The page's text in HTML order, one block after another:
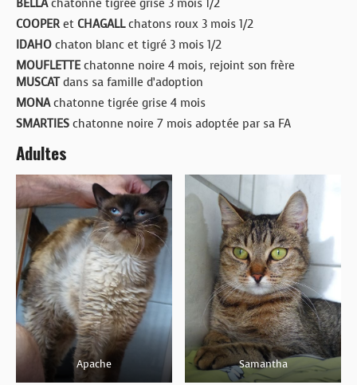
COOPERet CHAGALLchatons roux 3 mois 1/2
IDAHO chaton blanc et tigré 3 mois 1/2
MOUFLETTE chatonne noire 4 mois, rejoint son frère
MUSCATdans sa famille d’adoption
MONAchatonne tigrée grise 4 mois
SMARTIES chatonne noire 7 mois adoptée par sa FA
Adultes
Apache Samantha